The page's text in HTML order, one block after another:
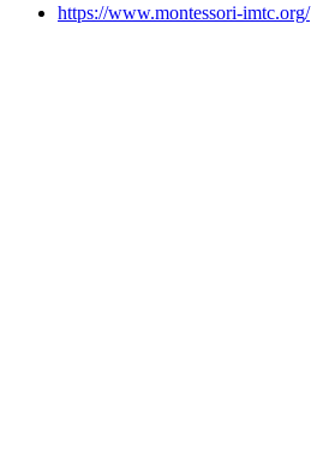
https://www.montessori-imtc.org/